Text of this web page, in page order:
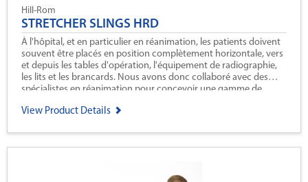
Hill-Rom
STRETCHER SLINGS HRD
À l'hôpital, et en particulier en réanimation, les patients doivent
souvent être placés en position complètement horizontale, vers
et depuis les tables d'opération, l'équipement de radiographie,
les lits et les brancards. Nous avons donc collaboré avec des
spécialistes en réanimation pour concevoir une gamme de
sûrs tout en minimisant l'impact sur les patients.
View Product Details